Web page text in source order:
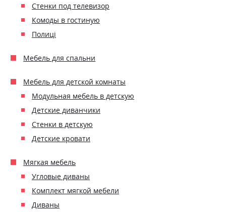
Стенки под телевизор
Комоды в гостиную
Полиці
Мебель для спальни
Мебель для детской комнаты
Модульная мебель в детскую
Детские диванчики
Стенки в детскую
Детские кровати
Мягкая мебель
Угловые диваны
Комплект мягкой мебели
Диваны